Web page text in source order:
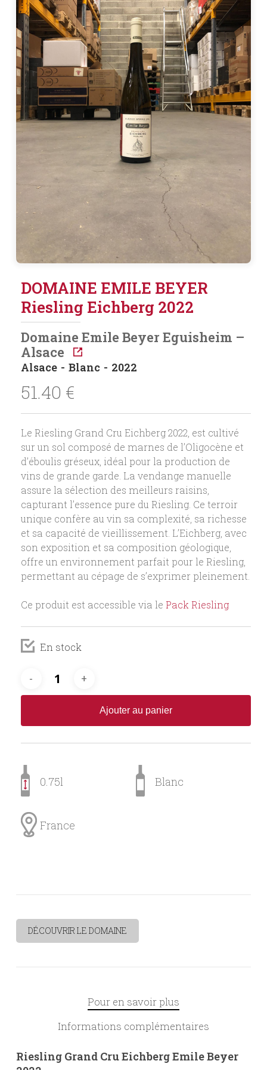
DOMAINE EMILE BEYER
Riesling Eichberg 2022
Domaine Emile Beyer Eguisheim –
Alsace
Alsace Blanc 2022
51.40 €
Le Riesling Grand Cru Eichberg 2022, est cultivé
sur un sol composé de marnes de l’Oligocène et
d’éboulis gréseux, idéal pour la production de
vins de grande garde. La vendange manuelle
assure la sélection des meilleurs raisins,
capturant l’essence pure du Riesling. Ce terroir
unique confère au vin sa complexité, sa richesse
et sa capacité de vieillissement. L’Eichberg, avec
son exposition et sa composition géologique,
offre un environnement parfait pour le Riesling,
permettant au cépage de s’exprimer pleinement.
Ce produit est accessible via le Pack Riesling
En stock
Ajouter au panier
0.75l Blanc
France
DÉCOUVRIR LE DOMAINE
Pour en savoir plus
Informations complémentaires
Riesling Grand Cru Eichberg Emile Beyer